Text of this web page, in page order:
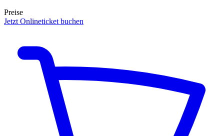
Preise
Jetzt Onlineticket buchen